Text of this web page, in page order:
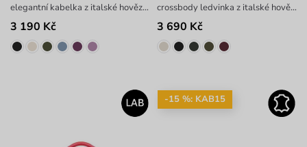
elegantní kabelka z italské hovězí kůže
3 190 Kč
crossbody ledvinka z italské hovězí kůže
3 690 Kč
-15 %: KAB15